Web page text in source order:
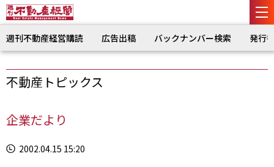
週刊不動産経営購読 広告出稿 バックナンバー検索 発行
不動産トピックス
企業だより
2002.04.15 15:20